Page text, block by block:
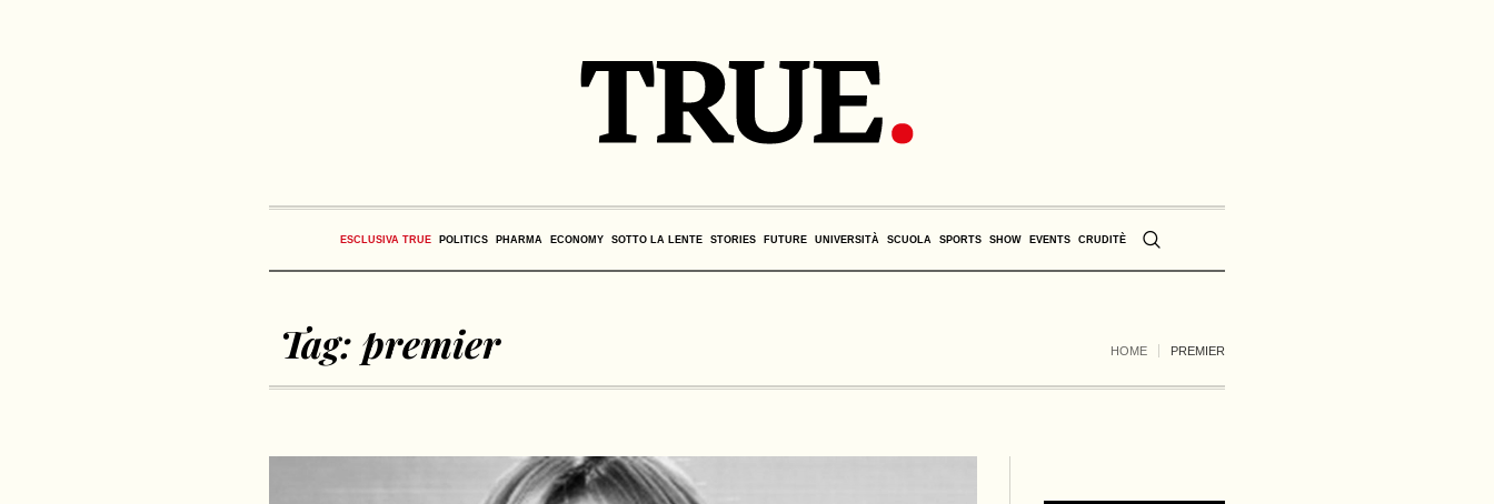
ESCLUSIVA TRUE POLITICS PHARMA ECONOMY SOTTO LA LENTE STORIES FUTURE UNIVERSITÀ SCUOLA SPORTS SHOW EVENTS CRUDITÈ
Tag: premier HOME PREMIER